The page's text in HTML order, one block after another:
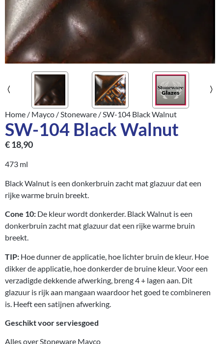
Home / Mayco /Stoneware / SW-104 Black Walnut
SW-104 Black Walnut
€18,90
473 ml
Black Walnut is een donkerbruin zacht mat glazuur dat een
rijke warme bruin breekt.
Cone 10: De kleur wordt donkerder. Black Walnut is een
donkerbruin zacht mat glazuur dat een rijke warme bruin
breekt.
TIP: Hoe dunner de applicatie, hoe lichter bruin de kleur. Hoe
dikker de applicatie, hoe donkerder de bruine kleur. Voor een
verzadigde dekkende afwerking, breng 4 + lagen aan. Dit
glazuur is rijk aan mangaan waardoor het goed te combineren
is. Heeft een satijnen afwerking.
Geschikt voor serviesgoed
Alles over Stoneware Mayco